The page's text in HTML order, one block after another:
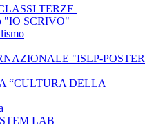
TERZE
"IO SCRIVO"
"ISLP-POSTER
“CULTURA DELLA
LAB